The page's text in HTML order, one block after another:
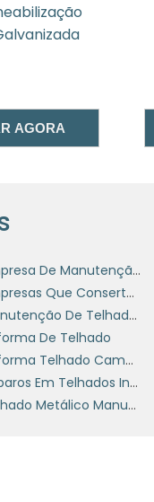
AGORA
Empresa De Manutenção De Coberturas
Empresas Que Consertam Telhados
Manutenção De Telhados Industriais
De Telhado
Reforma Telhado Campinas
Reparos Em Telhados Industriais
Telhado Metálico Manutenção